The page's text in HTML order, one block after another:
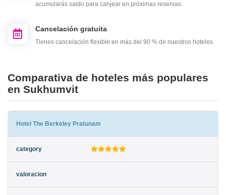
acumularás saldo para canjear en próximas reservas.
Cancelación gratuita
Tienes cancelación flexible en más del 90 % de nuestros hoteles.
Comparativa de hoteles más populares
en Sukhumvit
Hotel The Berkeley Pratunam